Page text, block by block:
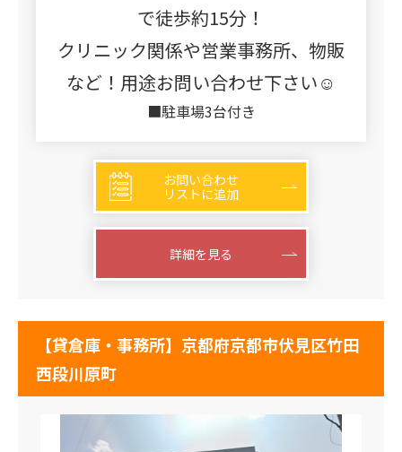
で徒歩約15分！
クリニック関係や営業事務所、物販
など！用途お問い合わせ下さい☺
■駐車場3台付き
お問い合わせ
リストに追加
詳細を見る
【貸倉庫・事務所】京都府京都市伏見区竹田
西段川原町